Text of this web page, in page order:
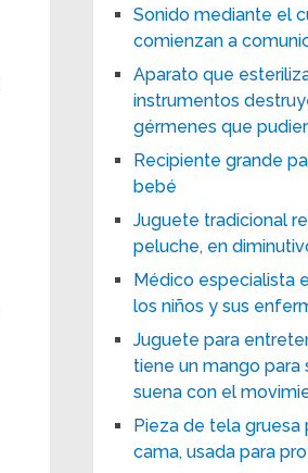
Sonido mediante el
comienzan a
Aparato que
instrumentos
gérmenes que
Recipiente grande
bebé
Juguete tradicional
peluche, en
Médico especialista
los niños y sus
Juguete para
tiene un mango para
suena con el
Pieza de tela gruesa
cama, usada para